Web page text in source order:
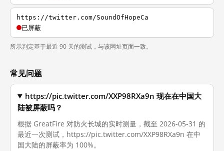
https://twitter.com/SoundOfHopeCa
已屏蔽
所示判定基于最近 90 天的测试，与该网址页面一致。
常见问题
https://pic.twitter.com/XXP98RXa9n 现在在中国大
陆被屏蔽吗？
根据 GreatFire 对防火长城的实时测量，截至 2026-05-31 的
最近一次测试，https://pic.twitter.com/XXP98RXa9n 在中
国大陆的屏蔽率为 100%。